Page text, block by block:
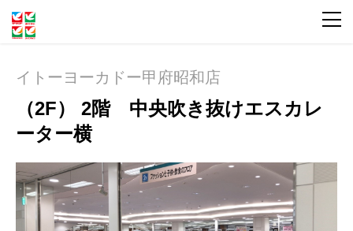
イトーヨーカドー甲府昭和店
（2F） 2階 中央吹き抜けエスカレ
ーター横